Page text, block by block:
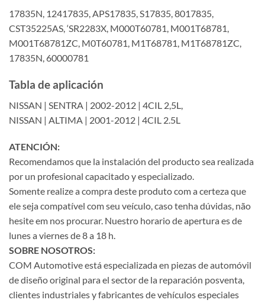
17835N, 12417835, APS17835, S17835, 8017835,
CST35225AS, ‘SR2283X, M000T60781, M001T68781,
M001T68781ZC, M0T60781, M1T68781, M1T68781ZC,
17835N, 60000781
Tabla de aplicación
NISSAN | SENTRA | 2002-2012 | 4CIL 2,5L,
NISSAN | ALTIMA | 2001-2012 | 4CIL 2.5L
ATENCIÓN:
Recomendamos que la instalación del producto sea realizada
por un profesional capacitado y especializado.
Somente realize a compra deste produto com a certeza que
ele seja compatível com seu veículo, caso tenha dúvidas, não
hesite em nos procurar. Nuestro horario de apertura es de
lunes a viernes de 8 a 18 h.
SOBRE NOSOTROS:
COM Automotive está especializada en piezas de automóvil
de diseño original para el sector de la reparación posventa,
clientes industriales y fabricantes de vehículos especiales